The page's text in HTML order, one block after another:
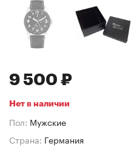
9 500 ₽
Нет в наличии
Пол: Мужские
Страна: Германия